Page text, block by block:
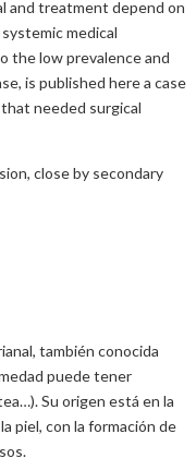
and treatment depend on
medical
the low prevalence and
is published here a case
needed surgical
close by secondary
también conocida
puede tener
Su origen está en la
piel, con la formación de